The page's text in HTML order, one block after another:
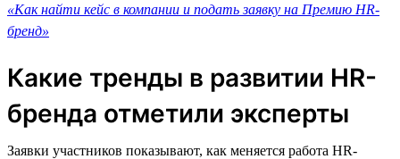
«Как найти кейс в компании и подать заявку на Премию HR-
бренд»
Какие тренды в развитии HR-
бренда отметили эксперты
Заявки участников показывают, как меняется работа HR-